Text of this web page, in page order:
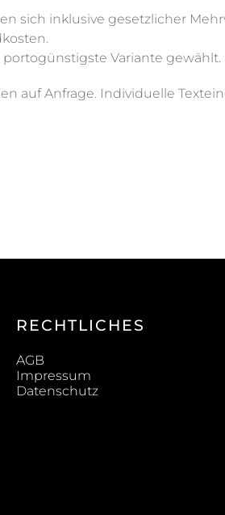
sich inklusive gesetzlicher
portogünstigste Variante gewählt.
auf Anfrage. Individuelle
RECHTLICHES
AGB
Impressum
Datenschutz